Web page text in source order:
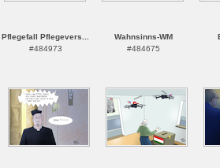
Pflegefall Pflegevers...
#484973
Wahnsinns-WM
#484675